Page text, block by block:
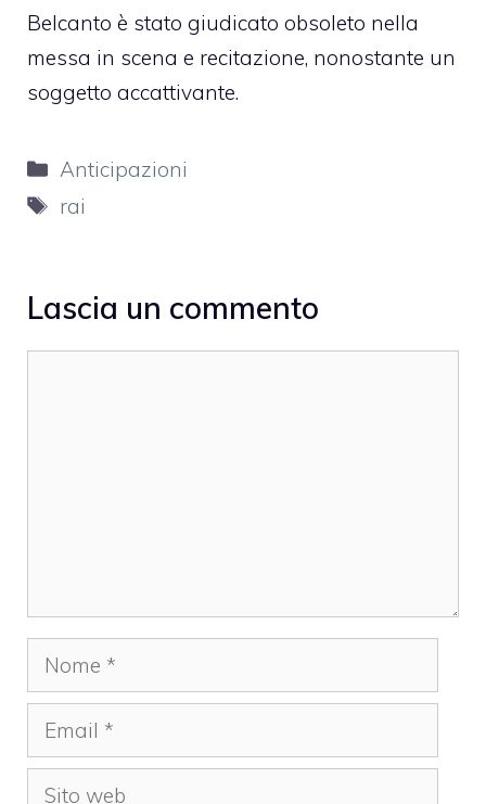
Belcanto è stato giudicato obsoleto nella
messa in scena e recitazione, nonostante un
soggetto accattivante.
Categorie
Anticipazioni
Tag
rai
Lascia un commento
Nome
Email
Sito